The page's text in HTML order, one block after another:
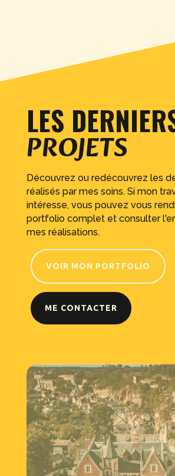
LES
PROJETS
Découvrez ou redécouvrez les
réalisés par mes soins. Si mon
intéresse, vous pouvez vous
portfolio complet et consulter
mes réalisations.
VOIR MON PORTFOLIO
ME CONTACTER